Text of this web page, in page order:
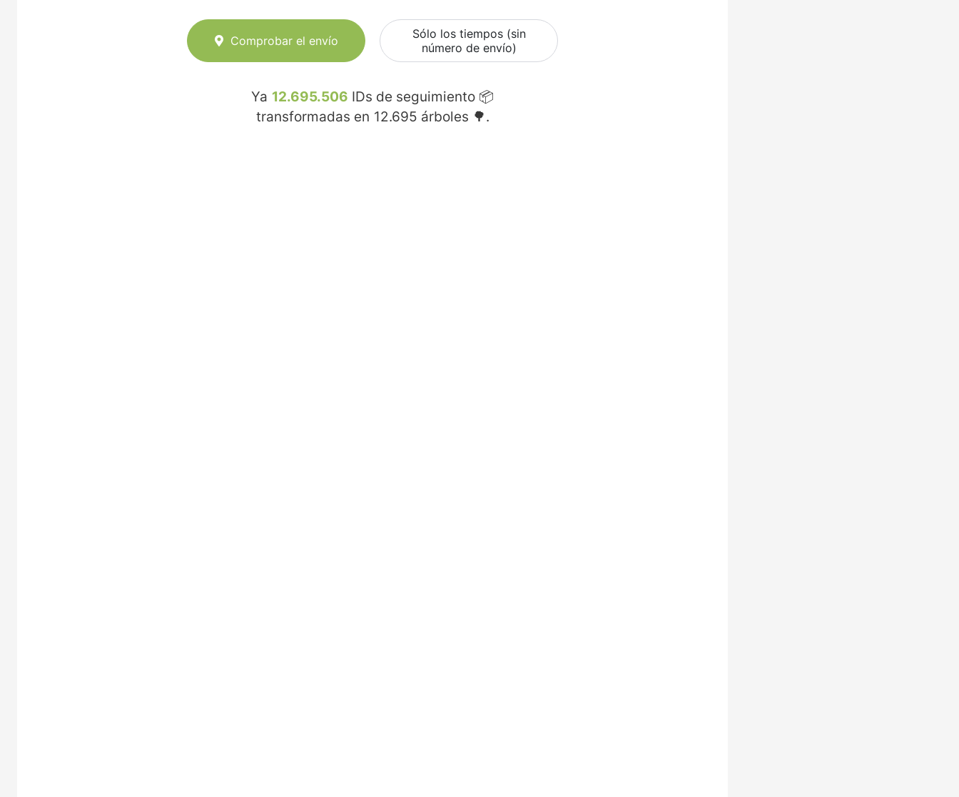
Comprobar el envío
Sólo los tiempos (sin
número de envío)
Ya 12.695.506 IDs de seguimiento 📦
transformadas en 12.695 árboles 🌳.